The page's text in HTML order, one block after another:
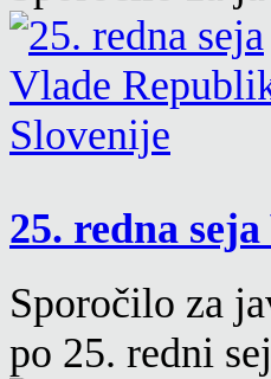
25. redna
Sporočilo za
po 25. redni